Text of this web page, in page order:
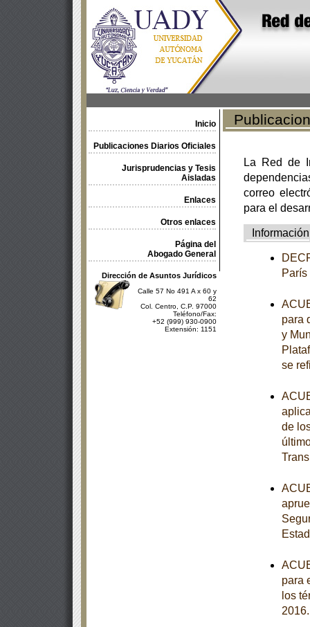
Inicio
Publicaciones Diarios Oficiales
Jurisprudencias y Tesis
Aisladas
Enlaces
Otros enlaces
Página del
Abogado General
Dirección de Asuntos Jurídicos
Calle 57 No 491 A x 60 y
62
Col. Centro, C.P. 97000
Teléfono/Fax:
+52 (999) 930-0900
Extensión: 1151
La Red de
correo
para el
Información
para
y
se
de
para
los